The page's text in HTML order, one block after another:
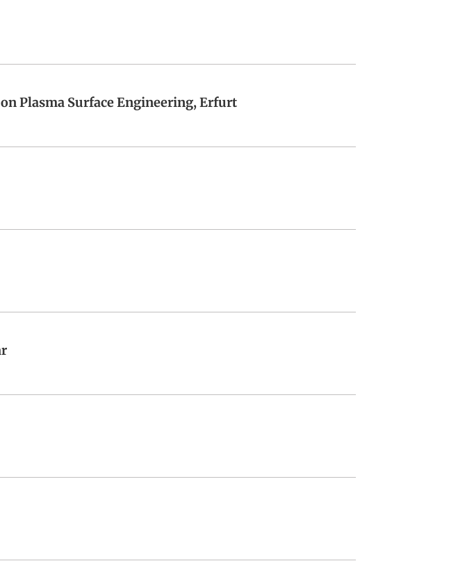
Plasma Surface Engineering, Erfurt